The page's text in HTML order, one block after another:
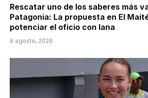
Rescatar uno de los saberes más
Patagonia: La propuesta en El
potenciar el oficio con lana
6 agosto, 2026